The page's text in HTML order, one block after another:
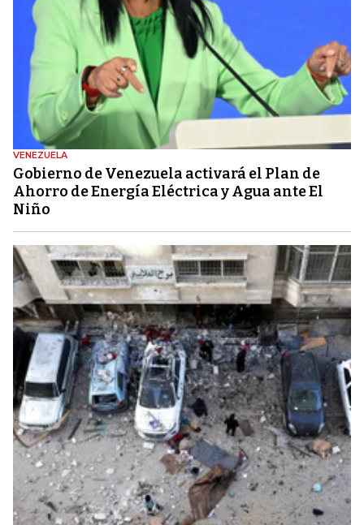
VENEZUELA
Gobierno de Venezuela activará el Plan de
Ahorro de Energía Eléctrica y Agua ante El
Niño